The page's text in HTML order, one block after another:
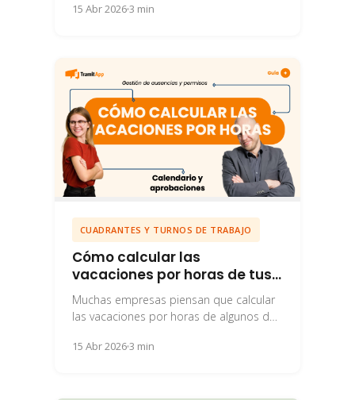
15 Abr 20263 min
CUADRANTES Y TURNOS DE TRABAJO
Cómo calcular las
vacaciones por horas de tus
empleados
Muchas empresas piensan que calcular
las vacaciones por horas de algunos de
contamos...
15 Abr 20263 min